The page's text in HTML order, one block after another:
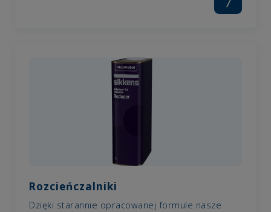
Rozcieńczalniki
Dzięki starannie opracowanej formule nasze